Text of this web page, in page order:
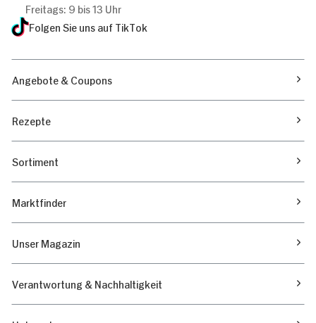
Freitags: 9 bis 13 Uhr
Folgen Sie uns auf TikTok
Angebote & Coupons
Rezepte
Sortiment
Marktfinder
Unser Magazin
Verantwortung & Nachhaltigkeit